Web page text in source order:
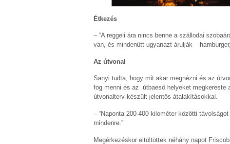
Étkezés
– “A reggeli ára nincs benne a szállodai
van, és mindenütt ugyanazt árulják –
Az útvonal
Sanyi tudta, hogy mit akar megnézni és az
fog menni és az útbaeső helyeket megkereste
útvonalterv készült jelentős átalakításokkal.
– “Naponta 200-400 kilométer közötti
mindenre.”
Megérkezéskor eltöltöttek néhány napot